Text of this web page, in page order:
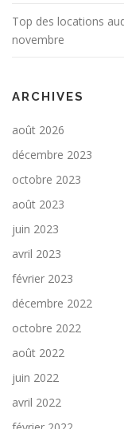
l
e
Top des locations
novembre
ARCHIVES
août 2026
décembre 2023
octobre 2023
août 2023
juin 2023
avril 2023
février 2023
décembre 2022
octobre 2022
août 2022
juin 2022
avril 2022